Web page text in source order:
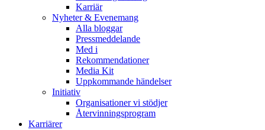
Karriär
Nyheter & Evenemang
Alla bloggar
Pressmeddelande
Med i
Rekommendationer
Media Kit
Uppkommande händelser
Initiativ
Organisationer vi stödjer
Återvinningsprogram
Karriärer